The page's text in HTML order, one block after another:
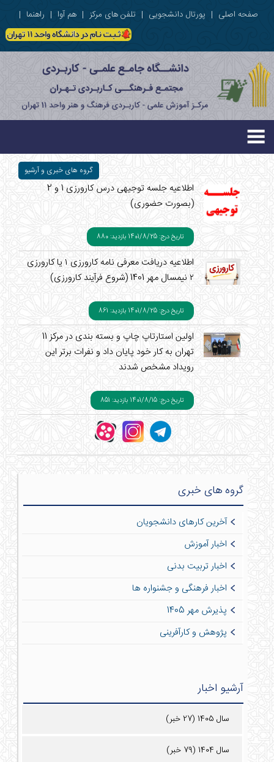
صفحه اصلی | پورتال دانشجویی | تلفن های مرکز | هم آوا | راهنما |
گروه های خبری و آرشیو
اطلاعیه جلسه توجیهی درس کارورزی 1 و 2
(بصورت حضوری)
تاریخ درج: 1401/8/25 بازدید: 880
اطلاعیه دریافت معرفی نامه کارورزی ۱ یا کارورزی
۲ نیمسال مهر 1401 (شروع فرآیند کارورزی)
تاریخ درج: 1401/8/25 بازدید: 861
اولین استارتاپ چاپ و بسته بندی در مرکز 11
تهران به کار خود پایان داد و نفرات برتر این
رویداد مشخص شدند
تاریخ درج: 1401/8/15 بازدید: 851
گروه های خبری
آخرین کارهای دانشجویان
اخبار آموزش
اخبار تربیت بدنی
اخبار فرهنگی و جشنواره ها
پذیرش مهر 1405
پژوهش و کارآفرینی
آرشیو اخبار
سال 1405 (27 خبر)
سال 1404 (79 خبر)